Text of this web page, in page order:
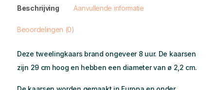
Beschrijving Aanvullende informatie
Beoordelingen (0)
Deze tweelingkaars brand ongeveer 8 uur. De kaarsen
zijn 29 cm hoog en hebben een diameter van ø 2,2 cm.